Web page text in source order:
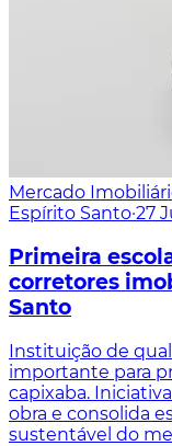
Mercado
Espírito Santo·27
Primeira
corretores
Santo
Instituição de
importante para
capixaba.
obra e consolida
sustentável do